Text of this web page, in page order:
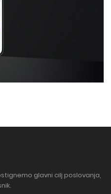
glavni cilj poslovanja,